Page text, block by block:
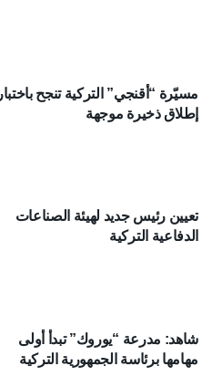
مسيّرة “أقنجي” التركية تنجح باختبار
إطلاق ذخيرة موجهة
تعيين رئيس جديد لهيئة الصناعات
الدفاعية التركية
شاهد: مدرعة “يوروك” تبدأ أولى
مهامها برئاسة الجمهورية التركية